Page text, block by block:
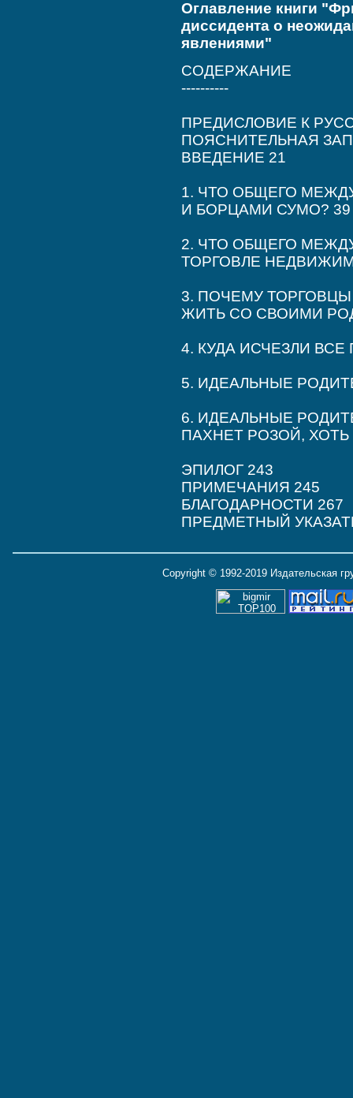
Оглавление книги
диссидента о
явлениями"
СОДЕРЖАНИЕ
----------
ПРЕДИСЛОВИЕ К
ПОЯСНИТЕЛЬНАЯ
ВВЕДЕНИЕ 21
1. ЧТО ОБЩЕГО
И БОРЦАМИ СУМО? 39
2. ЧТО ОБЩЕГО
ТОРГОВЛЕ
3. ПОЧЕМУ
ЖИТЬ СО СВОИМИ
4. КУДА ИСЧЕЗЛИ ВСЕ
5. ИДЕАЛЬНЫЕ
6. ИДЕАЛЬНЫЕ
ПАХНЕТ РОЗОЙ, ХОТЬ
ЭПИЛОГ 243
ПРИМЕЧАНИЯ 245
БЛАГОДАРНОСТИ 267
ПРЕДМЕТНЫЙ
Copyright © 1992-2019 Издательская